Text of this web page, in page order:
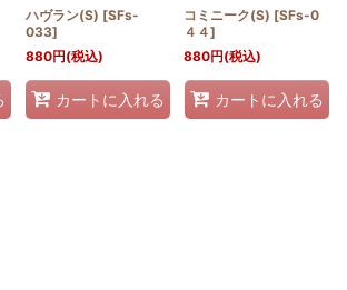
ハヴラン(S) [SFs-
033]
880円(税込)
カートに入れる
コミニーク(S) [SFs-0
４４]
880円(税込)
カートに入れる